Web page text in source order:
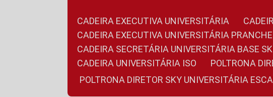
CADEIRA EXECUTIVA UNIVERSITÁRIA
CADEIRA EXECUTIVA UNIVERSITÁRIA
CADEIRA SECRETÁRIA UNIVERSITÁRIA BASE
CADEIRA UNIVERSITÁRIA ISO
POLTRONA
POLTRONA DIRETOR SKY UNIVERSITÁRIA